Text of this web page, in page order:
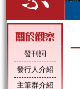
發刊詞
發行人介紹
主筆群介紹